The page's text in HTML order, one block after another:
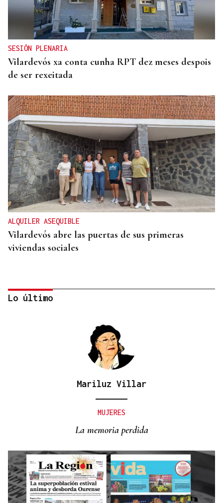
SESIÓN PLENARIA
Vilardevós xa conta cunha RPT dez meses despois
de ser rexeitada
ALQUILER ASEQUIBLE
Vilardevós abre las puertas de sus primeras
viviendas sociales
Noche asfixiante en Vilardevós: A Trabe registra la
Lo último
Mariluz Villar
MUJERES
La memoria perdida